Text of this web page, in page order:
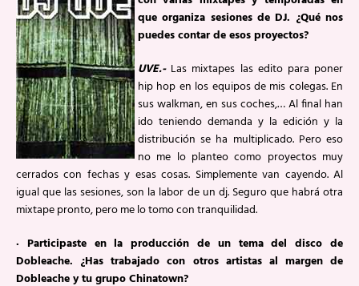
que organiza sesiones de DJ. ¿Qué nos
puedes contar de esos proyectos?
UVE.-Las mixtapes las edito para poner
hip hop en los equipos de mis colegas. En
sus walkman, en sus coches,… Al final han
ido teniendo demanda y la edición y la
distribución se ha multiplicado. Pero eso
no me lo planteo como proyectos muy
cerrados con fechas y esas cosas. Simplemente van cayendo. Al
igual que las sesiones, son la labor de un dj. Seguro que habrá otra
mixtape pronto, pero me lo tomo con tranquilidad.
· Participaste en la producción de un tema del disco de
Dobleache. ¿Has trabajado con otros artistas al margen de
Dobleache y tu grupo Chinatown?